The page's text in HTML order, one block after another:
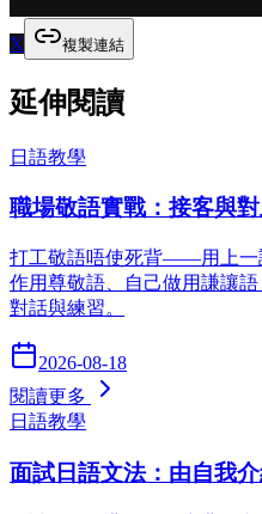
X 複製連結
延伸閱讀
日語教學
職場敬語實戰：接客與對
打工敬語唔使死背——用上一
作用尊敬語、自己做用謙讓
對話與練習。
2026-08-18
閱讀更多
日語教學
面試日語文法：由自我